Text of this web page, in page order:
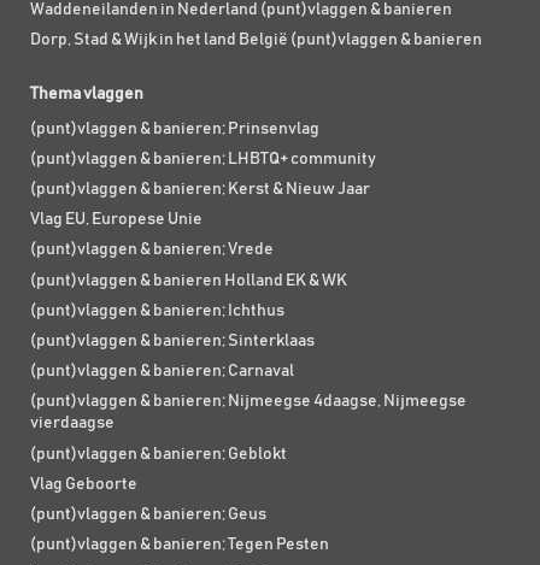
Waddeneilanden in Nederland (punt)vlaggen & banieren
Dorp, Stad & Wijk in het land België (punt)vlaggen & banieren
Thema vlaggen
(punt)vlaggen & banieren; Prinsenvlag
(punt)vlaggen & banieren; LHBTQ+ community
(punt)vlaggen & banieren; Kerst & Nieuw Jaar
Vlag EU, Europese Unie
(punt)vlaggen & banieren; Vrede
(punt)vlaggen & banieren Holland EK & WK
(punt)vlaggen & banieren; Ichthus
(punt)vlaggen & banieren; Sinterklaas
(punt)vlaggen & banieren; Carnaval
(punt)vlaggen & banieren; Nijmeegse 4daagse, Nijmeegse
vierdaagse
(punt)vlaggen & banieren; Geblokt
Vlag Geboorte
(punt)vlaggen & banieren; Geus
(punt)vlaggen & banieren; Tegen Pesten